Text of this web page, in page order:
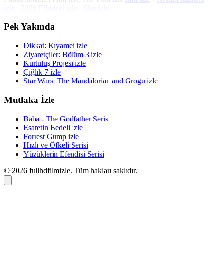
Pek Yakında
Dikkat: Kıyamet izle
Ziyaretçiler: Bölüm 3 izle
Kurtuluş Projesi izle
Çığlık 7 izle
Star Wars: The Mandalorian and Grogu izle
Mutlaka İzle
Baba - The Godfather Serisi
Esaretin Bedeli izle
Forrest Gump izle
Hızlı ve Öfkeli Serisi
Yüzüklerin Efendisi Serisi
© 2026 fullhdfilmizle. Tüm hakları saklıdır.